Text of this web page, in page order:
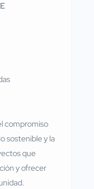
compromiso
sostenible y la
que
y ofrecer